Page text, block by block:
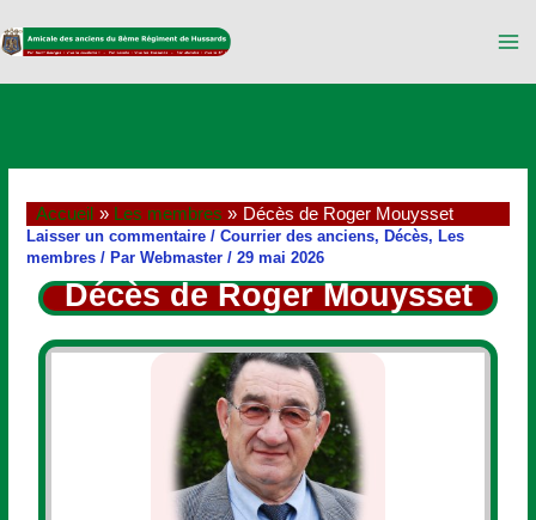
au
contenu
Accueil Les membres Décès de Roger Mouysset
Laisser un commentaire /Courrier des anciens, Décès, Les
membres / ParWebmaster/29 mai 2026
Décès de Roger Mouysset